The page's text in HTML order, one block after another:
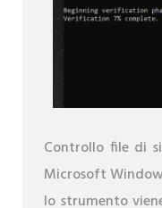
Controllo file di
Microsoft
lo strumento